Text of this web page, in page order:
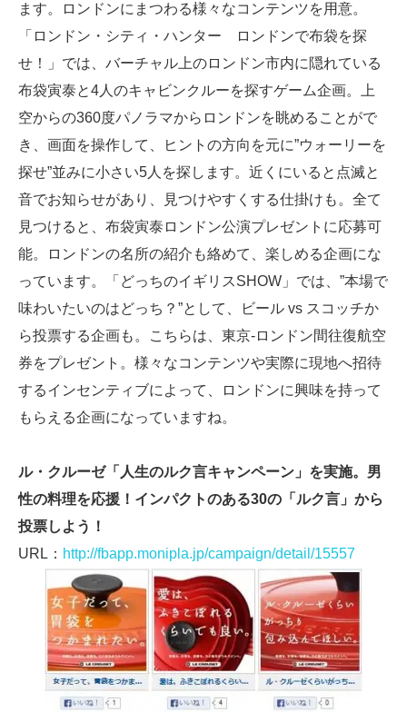
ます。ロンドンにまつわる様々なコンテンツを用意。
「ロンドン・シティ・ハンター ロンドンで布袋を探
せ！」では、バーチャル上のロンドン市内に隠れている
布袋寅泰と4人のキャビンクルーを探すゲーム企画。上
空からの360度パノラマからロンドンを眺めることがで
き、画面を操作して、ヒントの方向を元に”ウォーリーを
探せ”並みに小さい5人を探します。近くにいると点滅と
音でお知らせがあり、見つけやすくする仕掛けも。全て
見つけると、布袋寅泰ロンドン公演プレゼントに応募可
能。ロンドンの名所の紹介も絡めて、楽しめる企画にな
っています。「どっちのイギリスSHOW」では、”本場で
味わいたいのはどっち？”として、ビール vs スコッチか
ら投票する企画も。こちらは、東京-ロンドン間往復航空
券をプレゼント。様々なコンテンツや実際に現地へ招待
するインセンティブによって、ロンドンに興味を持って
もらえる企画になっていますね。
ル・クルーゼ「人生のルク言キャンペーン」を実施。男
性の料理を応援！インパクトのある30の「ルク言」から
投票しよう！
URL： http://fbapp.monipla.jp/campaign/detail/15557